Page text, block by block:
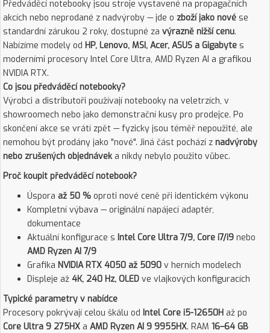
Předváděcí notebooky jsou stroje vystavené na propagačních
akcích nebo neprodané z nadvýroby — jde o zboží jako nové se
standardní zárukou 2 roky, dostupné za výrazně nižší cenu.
Nabízíme modely od HP, Lenovo, MSI, Acer, ASUS a Gigabyte s
moderními procesory Intel Core Ultra, AMD Ryzen AI a grafikou
NVIDIA RTX.
Co jsou předváděcí notebooky?
Výrobci a distributoři používají notebooky na veletrzích, v
showroomech nebo jako demonstrační kusy pro prodejce. Po
skončení akce se vrátí zpět — fyzicky jsou téměř nepoužité, ale
nemohou být prodány jako "nové". Jiná část pochází z nadvýroby
nebo zrušených objednáveka nikdy nebylo použito vůbec.
Proč koupit předváděcí notebook?
Úspora až 50 % oproti nové ceně při identickém výkonu
Kompletní výbava — originální napájecí adaptér,
dokumentace
Aktuální konfigurace s Intel Core Ultra 7/9, Core i7/i9 nebo
AMD Ryzen AI 7/9
Grafika NVIDIA RTX 4050 až 5090 v herních modelech
Displeje až 4K, 240 Hz, OLED ve vlajkových konfiguracích
Typické parametry v nabídce
Procesory pokrývají celou škálu od Intel Core i5-12650H až po
Core Ultra 9 275HX a AMD Ryzen AI 9 9955HX. RAM 16–64 GB